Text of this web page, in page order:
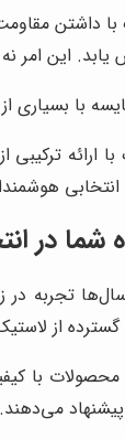
داشتن
این امر نه
با بسیاری
ارائه ترکیبی
انتخابی
شما در
تجربه
گسترده از
محصولات با